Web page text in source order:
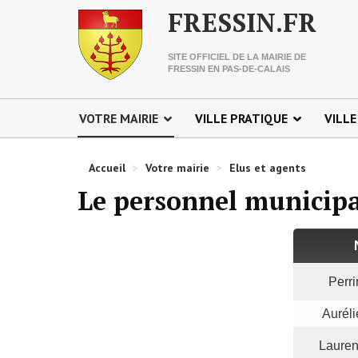
FRESSIN.FR
SITE OFFICIEL DE LA MAIRIE DE
FRESSIN EN PAS-DE-CALAIS
VOTRE MAIRIE VILLE PRATIQUE
Accueil > Votre mairie > Elus et agents
Le personnel